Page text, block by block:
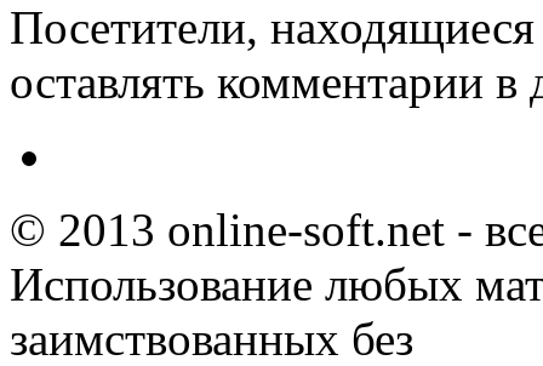
Посетители,
оставлять комментарии в
© 2013 online-soft.net -
Использование любых
заимствованных без